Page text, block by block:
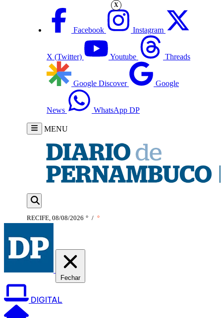
Facebook Instagram
X (Twitter) Youtube Threads
Google Discover Google
News WhatsApp DP
MENU
RECIFE, 08/08/2026 ° / °
Fechar
DIGITAL
X